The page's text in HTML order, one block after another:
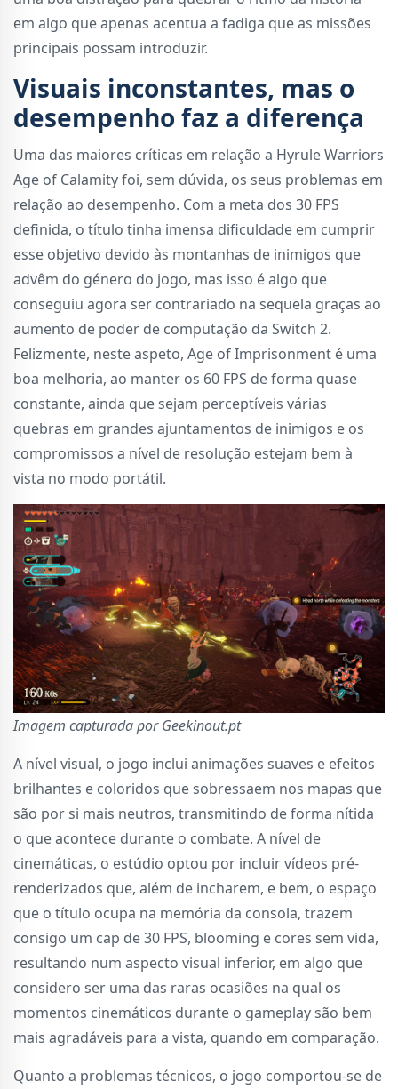
em algo que apenas acentua a fadiga que as missões
principais possam introduzir.
Visuais inconstantes, mas o
desempenho faz a diferença
Uma das maiores críticas em relação a Hyrule Warriors
Age of Calamity foi, sem dúvida, os seus problemas em
relação ao desempenho. Com a meta dos 30 FPS
definida, o título tinha imensa dificuldade em cumprir
esse objetivo devido às montanhas de inimigos que
advêm do género do jogo, mas isso é algo que
conseguiu agora ser contrariado na sequela graças ao
aumento de poder de computação da Switch 2.
Felizmente, neste aspeto, Age of Imprisonment é uma
boa melhoria, ao manter os 60 FPS de forma quase
constante, ainda que sejam perceptíveis várias
quebras em grandes ajuntamentos de inimigos e os
compromissos a nível de resolução estejam bem à
vista no modo portátil.
Imagem capturada por Geekinout.pt
A nível visual, o jogo inclui animações suaves e efeitos
brilhantes e coloridos que sobressaem nos mapas que
são por si mais neutros, transmitindo de forma nítida
o que acontece durante o combate. A nível de
cinemáticas, o estúdio optou por incluir vídeos pré-
renderizados que, além de incharem, e bem, o espaço
que o título ocupa na memória da consola, trazem
consigo um cap de 30 FPS, blooming e cores sem vida,
resultando num aspecto visual inferior, em algo que
considero ser uma das raras ocasiões na qual os
momentos cinemáticos durante o gameplay são bem
mais agradáveis para a vista, quando em comparação.
Quanto a problemas técnicos, o jogo comportou-se de